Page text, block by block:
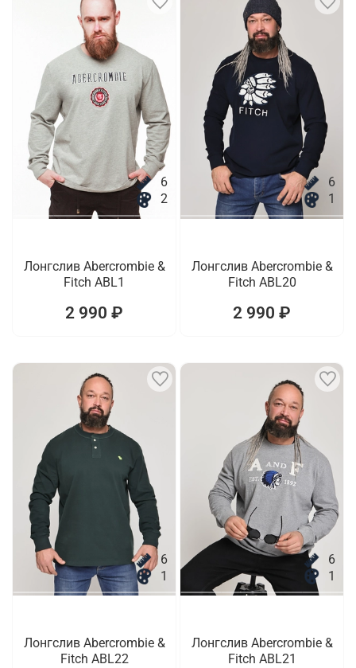
6
2
Лонгслив Abercrombie &
Fitch ABL1
2 990 ₽
6
1
Лонгслив Abercrombie &
Fitch ABL20
2 990 ₽
6
1
Лонгслив Abercrombie &
Fitch ABL22
6
1
Лонгслив Abercrombie &
Fitch ABL21